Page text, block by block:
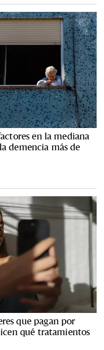
en la mediana
demencia más de
que pagan por
qué tratamientos